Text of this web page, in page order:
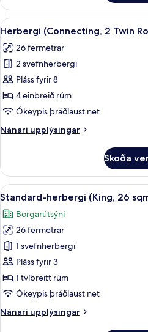
sqm)
herbergi
(for
3
Max,
26
Skoða
allar
myndir
fyrir
Herbergi
(Connecting,
2
Rooms)
13
Herbergi (Connecting, 2 Twin
26 fermetrar
2 svefnherbergi
Pláss fyrir 8
4 einbreið rúm
Ókeypis þráðlaust net
Nánari upplýsingar
Nánari
(Connecting,
Twin
Skoða
Skoða
allar
myndir
fyrir
Standard-
herbergi
(King,
26
14
Standard-herbergi (King, 26
Borgarútsýni
26 fermetrar
1 svefnherbergi
Pláss fyrir 3
1 tvíbreitt rúm
Ókeypis þráðlaust net
Nánari upplýsingar
Nánari